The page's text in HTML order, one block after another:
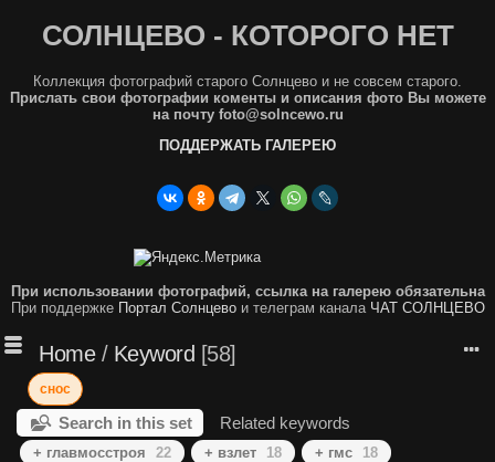
СОЛНЦЕВО - КОТОРОГО НЕТ
Коллекция фотографий старого Солнцево и не совсем старого.
Прислать свои фотографии коменты и описания фото Вы можете
на почту foto@solncewo.ru
ПОДДЕРЖАТЬ ГАЛЕРЕЮ
При использовании фотографий, ссылка на галерею обязательна
При поддержке Портал Солнцевои телеграм канала ЧАТ СОЛНЦЕВО
Home/ Keyword 58
снос
Search in this set Related keywords
+ главмосстроя 22 + взлет 18 + гмс
18